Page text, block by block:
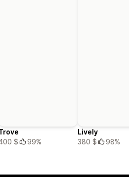
$
99%
Lively
380 $
98%